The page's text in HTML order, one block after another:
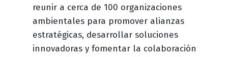
reunir a cerca de 100 organizaciones
ambientales para promover alianzas
estratégicas, desarrollar soluciones
innovadoras y fomentar la colaboración